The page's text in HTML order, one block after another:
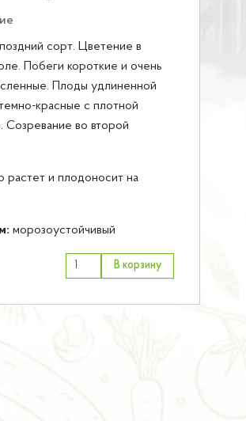
сорт. Цветение в
Побеги короткие и очень
Плоды удлиненной
красные с плотной
Созревание во второй
растет и плодоносит на
морозоустойчивый
В корзину